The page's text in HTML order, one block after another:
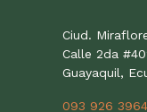
Ciud.
Calle 2da
Guayaquil,
093 926 3964